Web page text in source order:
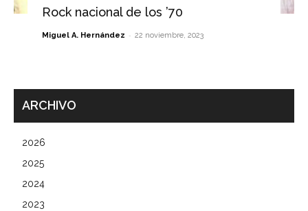
Rock nacional de los ’70
Miguel A. Hernández - 22 noviembre, 2023
ARCHIVO
2026
2025
2024
2023